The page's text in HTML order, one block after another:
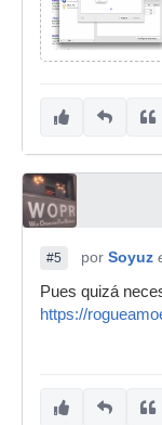
#5 por Soyuz
Pues quizá
https://